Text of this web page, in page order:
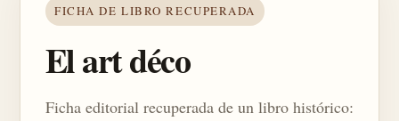
FICHA DE LIBRO RECUPERADA
El art déco
Ficha editorial recuperada de un libro histórico: